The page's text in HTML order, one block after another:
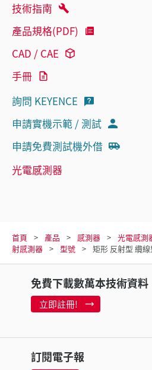
技術指南
產品規格(PDF)
CAD / CAE
手冊
詢問 KEYENCE
申請實機示範 / 測試
申請免費測試機外借
光電感測器
首頁 產品 感測器 光電感測
射感測器
型號 矩形 反射型 纜
免費下載數萬本技術資料
立即註冊!
訂閱電子報